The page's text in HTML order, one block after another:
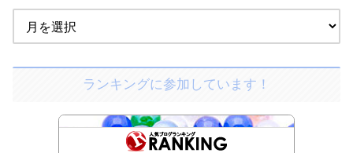
ランキングに参加しています！